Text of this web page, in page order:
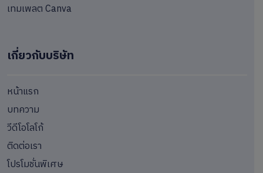
เทมเพลต Canva
เกี่ยวกับบริษัท
หน้าแรก
บทความ
วีดีโอโลโก้
ติดต่อเรา
โปรโมชั่นพิเศษ